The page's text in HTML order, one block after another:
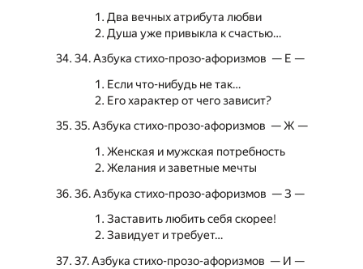
Два вечных атрибута любви
Душа уже привыкла к счастью…
34. Азбука стихо-прозо-афоризмов — Е —
Если что-нибудь не так…
Его характер от чего зависит?
35. Азбука стихо-прозо-афоризмов — Ж —
Женская и мужская потребность
Желания и заветные мечты
36. Азбука стихо-прозо-афоризмов — З —
Заставить любить себя скорее!
Завидует и требует…
37. Азбука стихо-прозо-афоризмов — И —